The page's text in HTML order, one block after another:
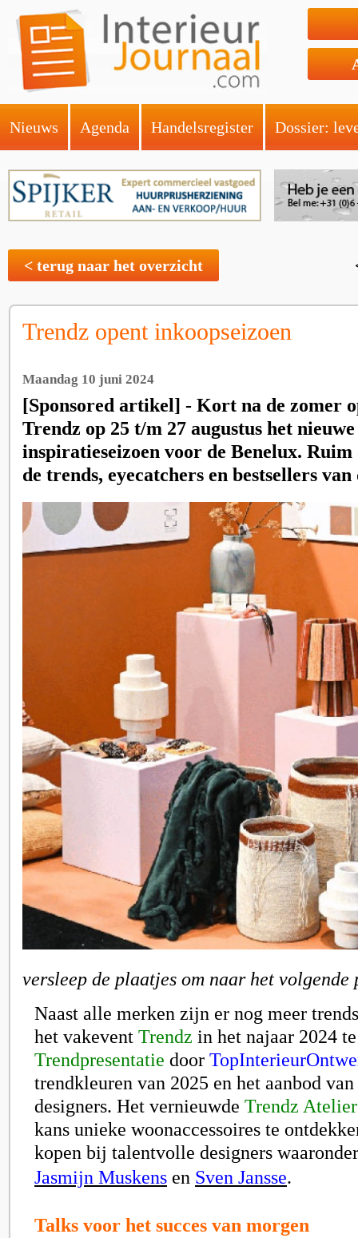
Nieuws Agenda Handelsregister Dossier:
< terug naar het overzicht
Trendz opent inkoopseizoen
Maandag 10 juni 2024
[Sponsored artikel] - Kort na de zomer
Trendz op 25 t/m 27 augustus het
inspiratieseizoen voor de Benelux.
de trends, eyecatchers en bestsellers
versleep de plaatjes om naar het
Naast alle merken zijn er nog meer
het vakevent Trendz in het najaar 2024
Trendpresentatie door
trendkleuren van 2025 en het aanbod
designers. Het vernieuwde Trendz Atelier
kans unieke woonaccessoires te
kopen bij talentvolle designers
Jasmijn Muskens en Sven Jansse.
Talks voor het succes van morgen